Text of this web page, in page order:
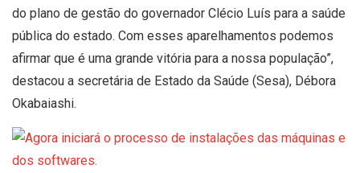
do plano de gestão do governador Clécio Luís para a saúde
pública do estado. Com esses aparelhamentos podemos
afirmar que é uma grande vitória para a nossa população”,
destacou a secretária de Estado da Saúde (Sesa), Débora
Okabaiashi.